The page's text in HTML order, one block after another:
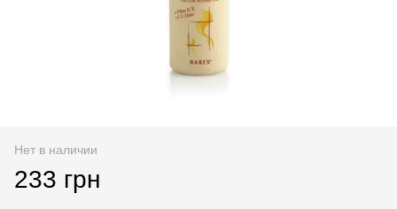
Нет в наличии
233 грн